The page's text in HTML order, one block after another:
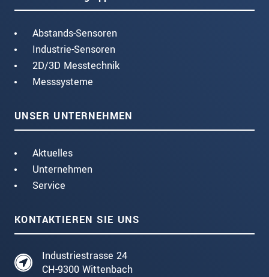
Abstands-Sensoren
Industrie-Sensoren
2D/3D Messtechnik
Messsysteme
UNSER UNTERNEHMEN
Aktuelles
Unternehmen
Service
KONTAKTIEREN SIE UNS
Industriestrasse 24
CH-9300 Wittenbach